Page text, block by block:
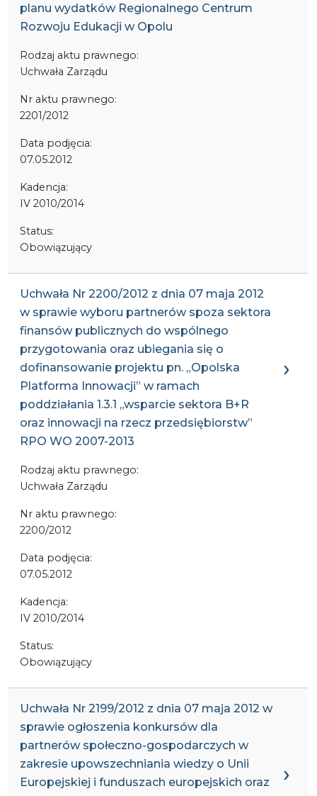
planu wydatków Regionalnego Centrum
Rozwoju Edukacji w Opolu
Rodzaj aktu prawnego:
Uchwała Zarządu
Nr aktu prawnego:
2201/2012
Data podjęcia:
07.05.2012
Kadencja:
IV 2010/2014
Status:
Obowiązujący
Uchwała Nr 2200/2012 z dnia 07 maja 2012
w sprawie wyboru partnerów spoza sektora
finansów publicznych do wspólnego
przygotowania oraz ubiegania się o
dofinansowanie projektu pn. „Opolska
Platforma Innowacji” w ramach
poddziałania 1.3.1 „wsparcie sektora B+R
oraz innowacji na rzecz przedsiębiorstw”
RPO WO 2007-2013
Rodzaj aktu prawnego:
Uchwała Zarządu
Nr aktu prawnego:
2200/2012
Data podjęcia:
07.05.2012
Kadencja:
IV 2010/2014
Status:
Obowiązujący
Uchwała Nr 2199/2012 z dnia 07 maja 2012 w
sprawie ogłoszenia konkursów dla
partnerów społeczno-gospodarczych w
zakresie upowszechniania wiedzy o Unii
Europejskiej i funduszach europejskich oraz